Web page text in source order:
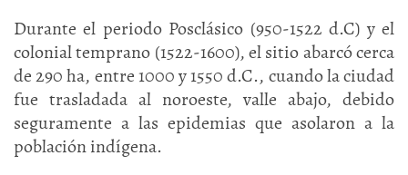
Durante el periodo Posclásico (950-1522 d.C) y el
colonial temprano (1522-1600), el sitio abarcó cerca
de 290 ha, entre 1000 y 1550 d.C., cuando la ciudad
fue trasladada al noroeste, valle abajo, debido
seguramente a las epidemias que asolaron a la
población indígena.